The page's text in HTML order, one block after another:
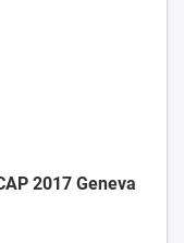
2017 Geneva